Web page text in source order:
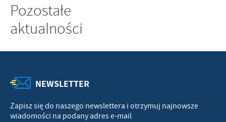
Pozostałe
aktualności
NEWSLETTER
Zapisz się do naszego newslettera i otrzymuj najnowsze
wiadomości na podany adres e-mail